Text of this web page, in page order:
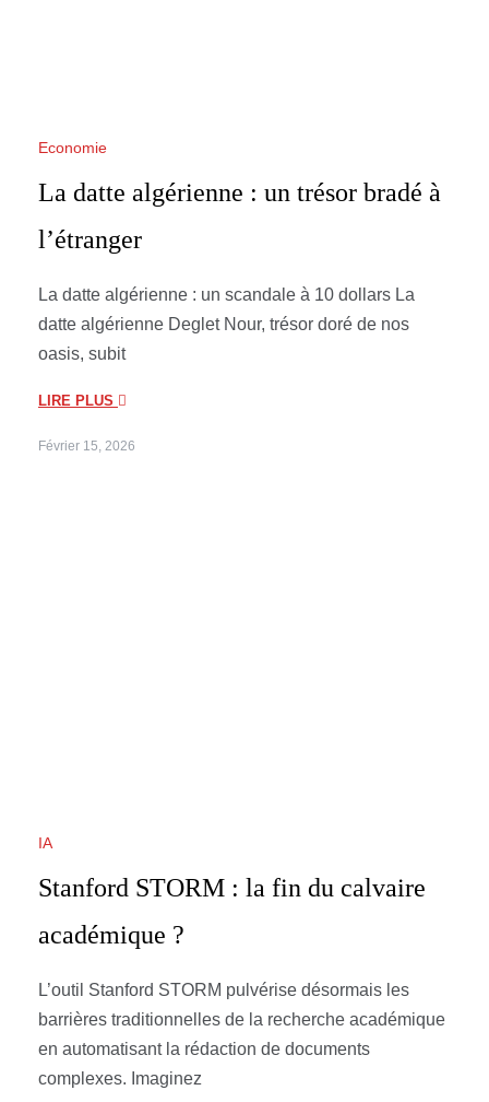
Economie
La datte algérienne : un trésor bradé à
l’étranger
La datte algérienne : un scandale à 10 dollars La
datte algérienne Deglet Nour, trésor doré de nos
oasis, subit
LIRE PLUS
Février 15, 2026
IA
Stanford STORM : la fin du calvaire
académique ?
L’outil Stanford STORM pulvérise désormais les
barrières traditionnelles de la recherche académique
en automatisant la rédaction de documents
complexes. Imaginez